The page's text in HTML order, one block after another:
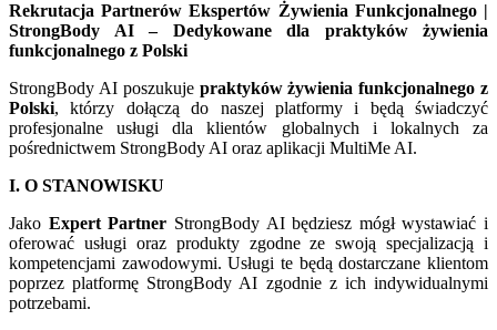
Rekrutacja Partnerów Ekspertów Żywienia Funkcjonalnego |
StrongBody AI – Dedykowane dla praktyków żywienia
funkcjonalnego z Polski
StrongBody AI poszukuje praktyków żywienia funkcjonalnego z
Polski, którzy dołączą do naszej platformy i będą świadczyć
profesjonalne usługi dla klientów globalnych i lokalnych za
pośrednictwem StrongBody AI oraz aplikacji MultiMe AI.
I. O STANOWISKU
Jako Expert Partner StrongBody AI będziesz mógł wystawiać i
oferować usługi oraz produkty zgodne ze swoją specjalizacją i
kompetencjami zawodowymi. Usługi te będą dostarczane klientom
poprzez platformę StrongBody AI zgodnie z ich indywidualnymi
potrzebami.